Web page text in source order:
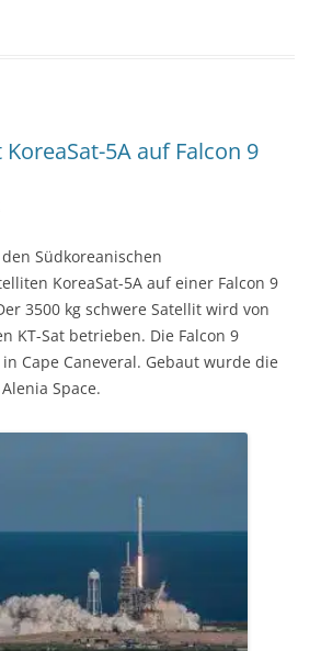
5A auf Falcon 9
Südkoreanischen
KoreaSat-5A auf einer Falcon 9
3500 kg schwere Satellit wird von
KT-Sat betrieben. Die Falcon 9
Cape Caneveral. Gebaut wurde die
Space.